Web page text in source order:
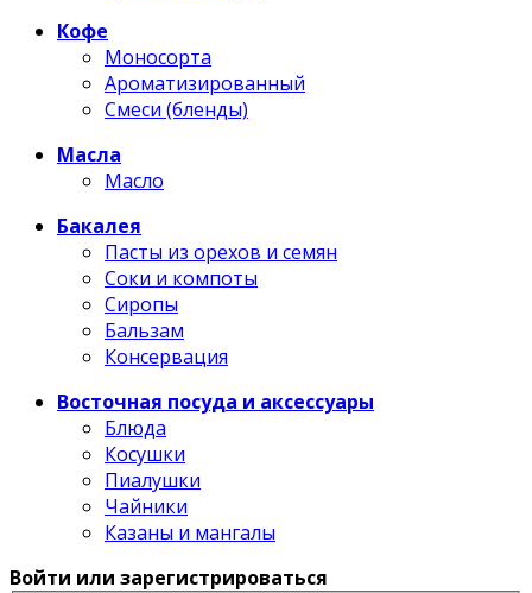
Кофе
Моносорта
Ароматизированный
Смеси (бленды)
Масла
Масло
Бакалея
Пасты из орехов и семян
Соки и компоты
Сиропы
Бальзам
Консервация
Восточная посуда и аксессуары
Блюда
Косушки
Пиалушки
Чайники
Казаны и мангалы
Войти или зарегистрироваться